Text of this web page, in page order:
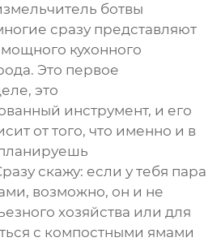
ботвы
сразу представляют
кухонного
Это первое
это
инструмент, и его
от того, что именно и в
скажу: если у тебя пара
возможно, он и не
хозяйства или для
с компостными ямами